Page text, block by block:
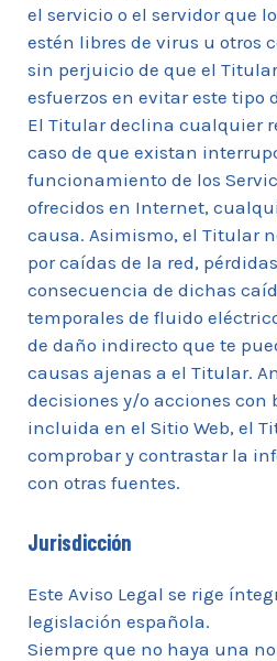
el servicio o el servidor que
estén libres de virus u otros
sin perjuicio de que el
esfuerzos en evitar este tipo
El Titular declina cualquier
caso de que existan
funcionamiento de los
ofrecidos en Internet,
causa. Asimismo, el Titular
por caídas de la red,
consecuencia de dichas
temporales de fluido
de daño indirecto que te
causas ajenas a el Titular.
decisiones y/o acciones con
incluida en el Sitio Web, el
comprobar y contrastar la
con otras fuentes.
Jurisdicción
Este Aviso Legal se rige
legislación española.
Siempre que no haya una